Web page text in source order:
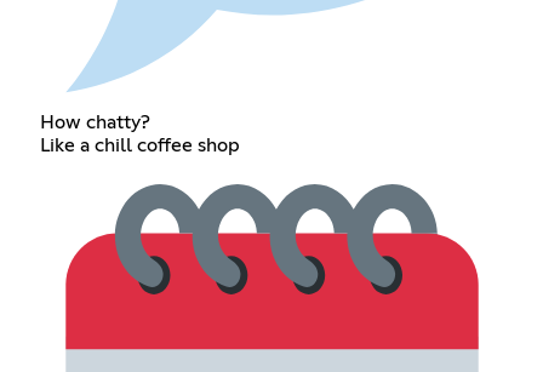
How chatty?
Like a chill coffee shop